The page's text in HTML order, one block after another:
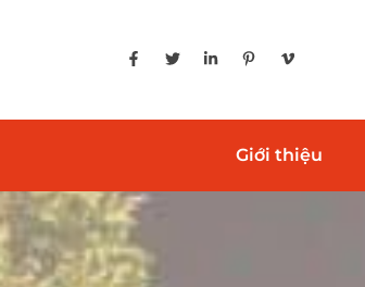
Giới thiệu